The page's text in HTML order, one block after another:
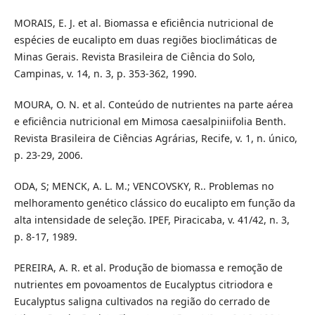
MORAIS, E. J. et al. Biomassa e eficiência nutricional de
espécies de eucalipto em duas regiões bioclimáticas de
Minas Gerais. Revista Brasileira de Ciência do Solo,
Campinas, v. 14, n. 3, p. 353-362, 1990.
MOURA, O. N. et al. Conteúdo de nutrientes na parte aérea
e eficiência nutricional em Mimosa caesalpiniifolia Benth.
Revista Brasileira de Ciências Agrárias, Recife, v. 1, n. único,
p. 23-29, 2006.
ODA, S; MENCK, A. L. M.; VENCOVSKY, R.. Problemas no
melhoramento genético clássico do eucalipto em função da
alta intensidade de seleção. IPEF, Piracicaba, v. 41/42, n. 3,
p. 8-17, 1989.
PEREIRA, A. R. et al. Produção de biomassa e remoção de
nutrientes em povoamentos de Eucalyptus citriodora e
Eucalyptus saligna cultivados na região do cerrado de